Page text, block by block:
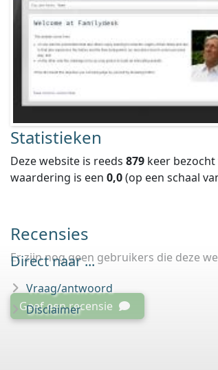
Statistieken
Deze website is reeds 879 keer
waardering is een 0,0(op een schaal
Recensies
Er zijn nog geen gebruikers die deze
Geef een recensie
Direct naar ...
Vraag/antwoord
Disclaimer